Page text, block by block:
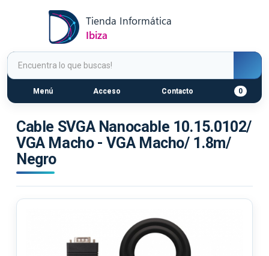
Menú Acceso Contacto 0
Cable SVGA Nanocable 10.15.0102/
VGA Macho - VGA Macho/ 1.8m/
Negro